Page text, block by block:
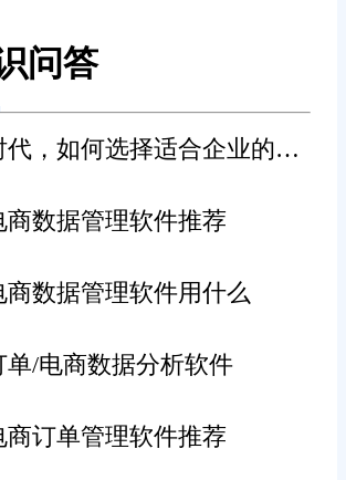
问答
代，如何选择适合企业的
商数据管理软件推荐
数据管理软件用什么
单/电商数据分析软件
商订单管理软件推荐